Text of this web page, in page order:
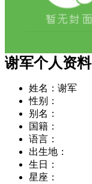
谢军个人资料
姓名： 谢军
性别：
别名：
国籍：
语言：
出生地：
生日：
星座：